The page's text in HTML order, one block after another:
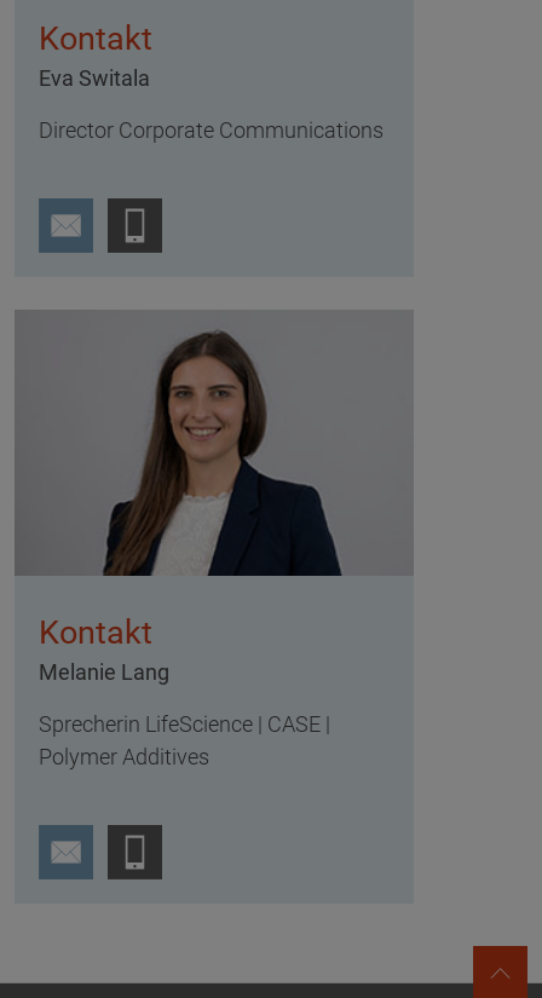
Kontakt
Eva Switala
Director Corporate Communications
Kontakt
Melanie Lang
Sprecherin LifeScience | CASE |
Polymer Additives